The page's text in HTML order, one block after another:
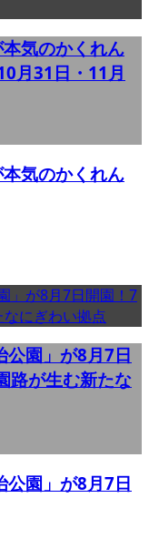
気のかくれん
月31日・11月
気のかくれん
公園」が8月7日
路が生む新たな
公園」が8月7日